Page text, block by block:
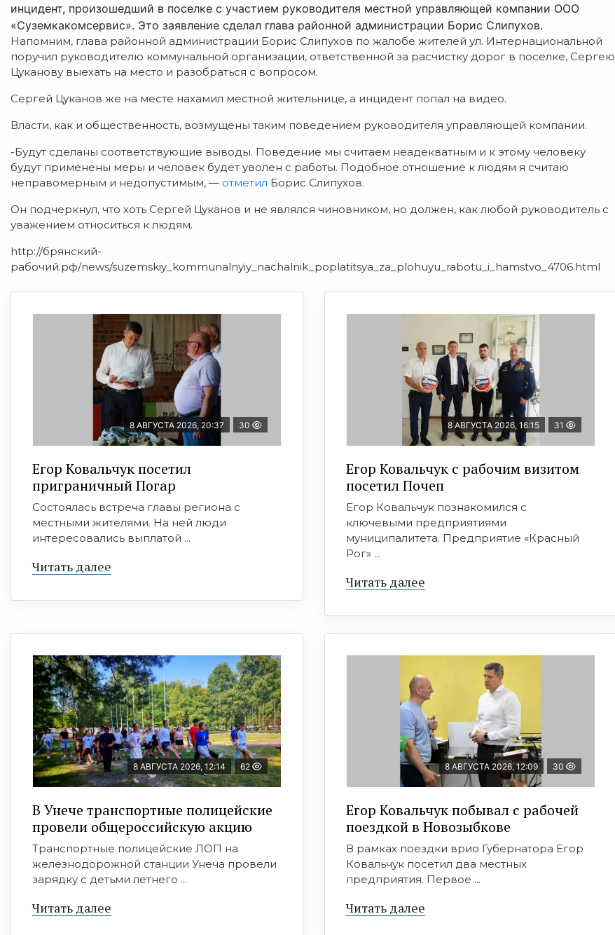
инцидент, произошедший в поселке с участием руководителя местной управляющей компании ООО
«Суземкакомсервис». Это заявление сделал глава районной администрации Борис Слипухов.
Напомним, глава районной администрации Борис Слипухов по жалобе жителей ул. Интернациональной
поручил руководителю коммунальной организации, ответственной за расчистку дорог в поселке, Сергею
Цуканову выехать на место и разобраться с вопросом.
Сергей Цуканов же на месте нахамил местной жительнице, а инцидент попал на видео.
Власти, как и общественность, возмущены таким поведением руководителя управляющей компании.
-Будут сделаны соответствующие выводы. Поведение мы считаем неадекватным и к этому человеку
будут применены меры и человек будет уволен с работы. Подобное отношение к людям я считаю
неправомерным и недопустимым, — отметил Борис Слипухов.
Он подчеркнул, что хоть Сергей Цуканов и не являлся чиновником, но должен, как любой руководитель с
уважением относиться к людям.
http://брянский-
рабочий.рф/news/suzemskiy_kommunalnyiy_nachalnik_poplatitsya_za_plohuyu_rabotu_i_hamstvo_4706.html
8 АВГУСТА 2026, 20:37 30
Егор Ковальчук посетил
приграничный Погар
Состоялась встреча главы региона с
местными жителями. На ней люди
интересовались выплатой ...
Читать далее
8 АВГУСТА 2026, 16:15 31
Егор Ковальчук с рабочим визитом
посетил Почеп
Егор Ковальчук познакомился с
ключевыми предприятиями
муниципалитета. Предприятие «Красный
Рог» ...
Читать далее
8 АВГУСТА 2026, 12:14 62
В Унече транспортные полицейские
провели общероссийскую акцию
Транспортные полицейские ЛОП на
железнодорожной станции Унеча провели
зарядку с детьми летнего ...
Читать далее
8 АВГУСТА 2026, 12:09 30
Егор Ковальчук побывал с рабочей
поездкой в Новозыбкове
В рамках поездки врио Губернатора Егор
Ковальчук посетил два местных
предприятия. Первое ...
Читать далее